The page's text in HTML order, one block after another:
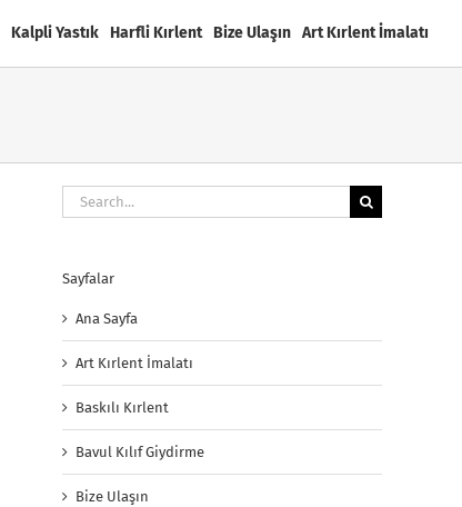
Kalpli Yastık Harfli Kırlent Bize Ulaşın Art Kırlent İmalatı
Search
for:
Sayfalar
Ana Sayfa
Art Kırlent İmalatı
Baskılı Kırlent
Bavul Kılıf Giydirme
Bize Ulaşın